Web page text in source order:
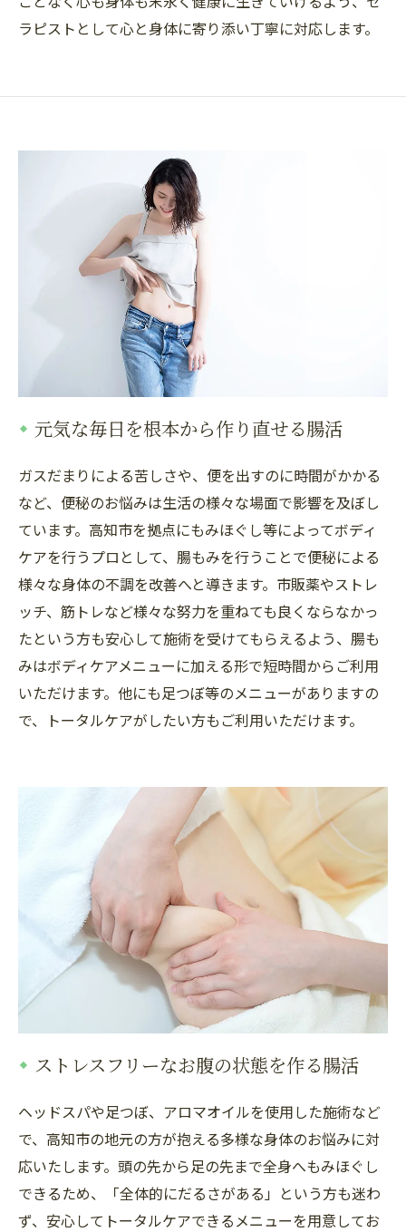
ラピストとして心と身体に寄り添い丁寧に対応します。
元気な毎日を根本から作り直せる腸活
ガスだまりによる苦しさや、便を出すのに時間がかかる
など、便秘のお悩みは生活の様々な場面で影響を及ぼし
ています。高知市を拠点にもみほぐし等によってボディ
ケアを行うプロとして、腸もみを行うことで便秘による
様々な身体の不調を改善へと導きます。市販薬やストレ
ッチ、筋トレなど様々な努力を重ねても良くならなかっ
たという方も安心して施術を受けてもらえるよう、腸も
みはボディケアメニューに加える形で短時間からご利用
いただけます。他にも足つぼ等のメニューがありますの
で、トータルケアがしたい方もご利用いただけます。
ストレスフリーなお腹の状態を作る腸活
ヘッドスパや足つぼ、アロマオイルを使用した施術など
で、高知市の地元の方が抱える多様な身体のお悩みに対
応いたします。頭の先から足の先まで全身へもみほぐし
できるため、「全体的にだるさがある」という方も迷わ
ず、安心してトータルケアできるメニューを用意してお